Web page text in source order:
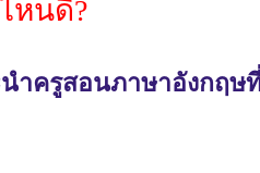
หนดี?
ำครูสอนภาษาอังกฤษ